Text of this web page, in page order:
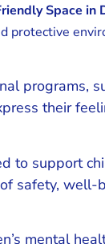
Space in
protective
programs,
their
to support
safety, well-
mental